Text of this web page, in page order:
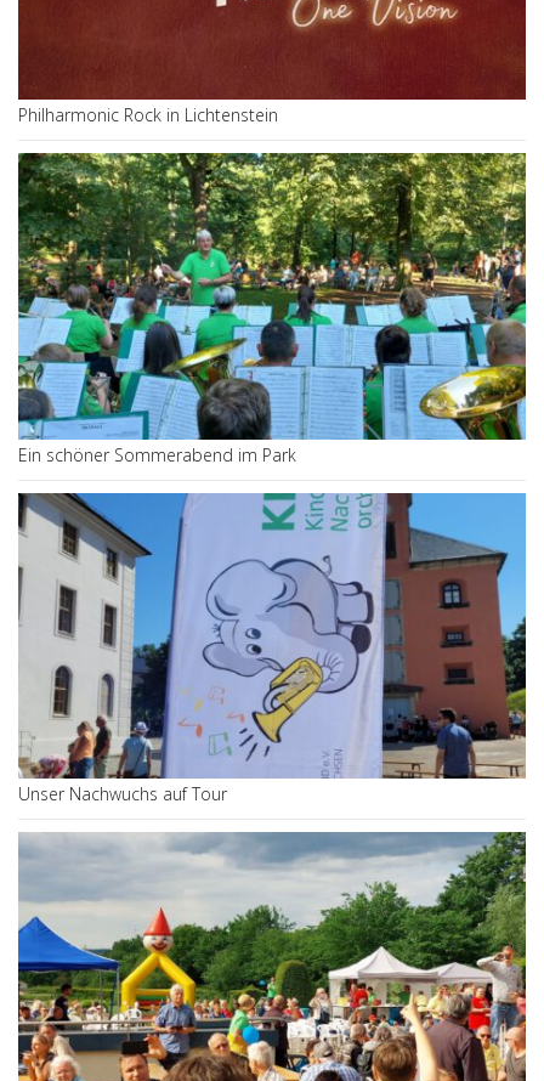
Philharmonic Rock in Lichtenstein
Ein schöner Sommerabend im Park
Unser Nachwuchs auf Tour